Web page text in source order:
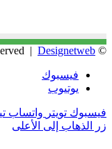
© Copyright 2026, All Rights Reserved |
Designetweb
فيسبوك
يوتيوب
فيسبوك تويتر واتساب
زر الذهاب إلى الأعلى